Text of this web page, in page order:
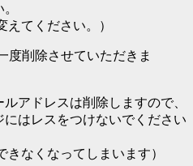
えてください。）
度削除させていただきま
アドレスは削除しますので、
はレスをつけないでください
なくなってしまいます）